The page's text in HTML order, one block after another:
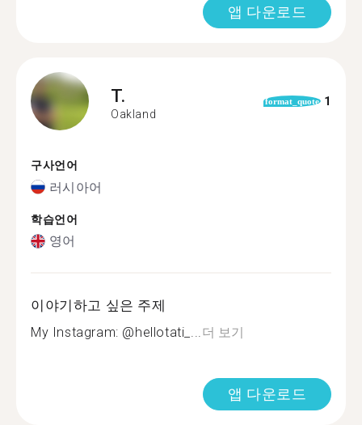
앱 다운로드
T.
Oakland
format_quote 1
구사언어
러시아어
학습언어
영어
이야기하고 싶은 주제
My Instagram: @hellotati_...더 보기
앱 다운로드